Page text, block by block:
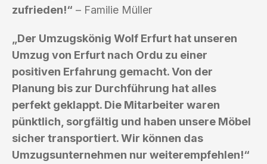
zufrieden!“ – Familie Müller
„Der Umzugskönig Wolf Erfurt hat unseren
Umzug von Erfurt nach Ordu zu einer
positiven Erfahrung gemacht. Von der
Planung bis zur Durchführung hat alles
perfekt geklappt. Die Mitarbeiter waren
pünktlich, sorgfältig und haben unsere Möbel
sicher transportiert. Wir können das
Umzugsunternehmen nur weiterempfehlen!“